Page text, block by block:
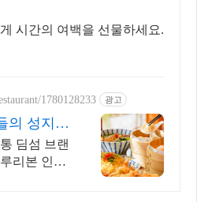
시간의 여백을 선물하세요.
1780128233 광고
의 성지!
은 만두
딤섬 브랜
리본 인증